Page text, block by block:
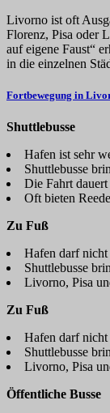
Livorno ist oft
Florenz, Pisa oder
auf eigene Faust“
in die einzelnen
Fortbewegung in
Shuttlebusse
Hafen ist sehr
Shuttlebusse
Die Fahrt
Oft bieten
Zu Fuß
Hafen darf nicht
Shuttlebusse
Livorno, Pisa
Zu Fuß
Hafen darf nicht
Shuttlebusse
Livorno, Pisa
Öffentliche Busse